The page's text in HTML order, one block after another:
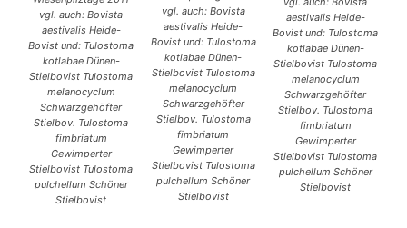
vgl. auch: Bovista
aestivalis Heide-
Bovist und: Tulostoma
kotlabae Dünen-
Stielbovist Tulostoma
melanocyclum
Schwarzgehöfter
Stielbov. Tulostoma
fimbriatum
Gewimperter
Stielbovist Tulostoma
pulchellum Schöner
Stielbovist
vgl. auch: Bovista
aestivalis Heide-
Bovist und: Tulostoma
kotlabae Dünen-
Stielbovist Tulostoma
melanocyclum
Schwarzgehöfter
Stielbov. Tulostoma
fimbriatum
Gewimperter
Stielbovist Tulostoma
pulchellum Schöner
Stielbovist
aestivalis Heide-
Bovist und: Tulostoma
kotlabae Dünen-
Stielbovist Tulostoma
melanocyclum
Schwarzgehöfter
Stielbov. Tulostoma
fimbriatum
Gewimperter
Stielbovist Tulostoma
pulchellum Schöner
Stielbovist